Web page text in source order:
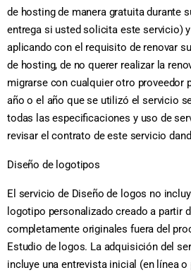
de hosting de manera gratuita durante
entrega si usted solicita este servicio)
aplicando con el requisito de renovar
de hosting, de no querer realizar la
migrarse con cualquier otro proveedor
año o el año que se utilizó el servicio
todas las especificaciones y uso de
revisar el contrato de este servicio
Diseño de logotipos
El servicio de Diseño de logos no
logotipo personalizado creado a partir
completamente originales fuera del
Estudio de logos. La adquisición del
incluye una entrevista inicial (en línea